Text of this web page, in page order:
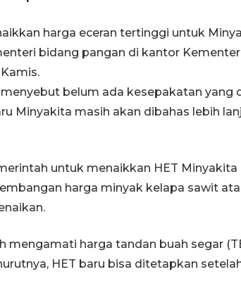
harga eceran tertinggi untuk
bidang pangan di kantor
belum ada kesepakatan yang
Minyakita masih akan dibahas lebih
untuk menaikkan HET Minyakita
harga minyak kelapa sawit
mengamati harga tandan buah segar
HET baru bisa ditetapkan